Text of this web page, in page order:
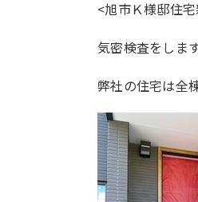
<旭市Ｋ様邸住
気密検査をします
弊社の住宅は全